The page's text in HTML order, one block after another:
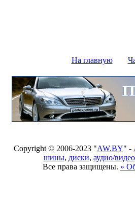
На главную
Copyright © 2006-2023 "AW.BY" -
шины, диски, аудио/видео
Все права защищены. »